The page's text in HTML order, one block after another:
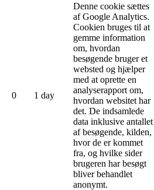
0 1 day
Denne cookie sættes
af Google Analytics.
Cookien bruges til at
gemme information
om, hvordan
besøgende bruger et
websted og hjælper
med at oprette en
analyserapport om,
hvordan websitet har
det. De indsamlede
data inklusive antallet
af besøgende, kilden,
hvor de er kommet
fra, og hvilke sider
brugeren har besøgt
bliver behandlet
anonymt.